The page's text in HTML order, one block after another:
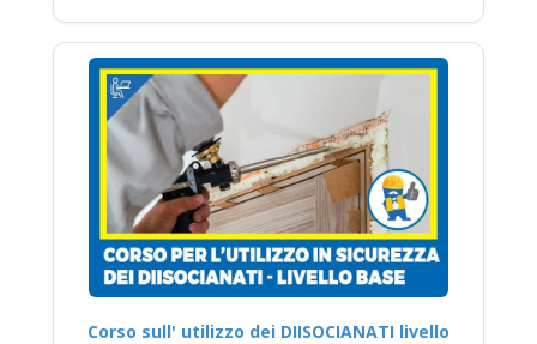
Corso sull' utilizzo dei DIISOCIANATI livello